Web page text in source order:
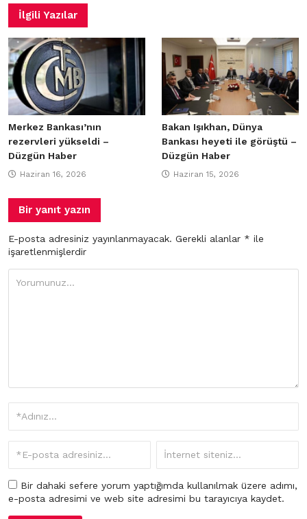
İlgili Yazılar
Merkez Bankası’nın
rezervleri yükseldi –
Düzgün Haber
Haziran 16, 2026
Bakan Işıkhan, Dünya
Bankası heyeti ile görüştü –
Düzgün Haber
Haziran 15, 2026
Bir yanıt yazın
E-posta adresiniz yayınlanmayacak. Gerekli alanlar * ile
işaretlenmişlerdir
Bir dahaki sefere yorum yaptığımda kullanılmak üzere adımı,
e-posta adresimi ve web site adresimi bu tarayıcıya kaydet.